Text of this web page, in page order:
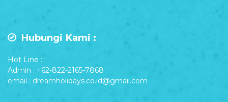
Hubungi Kami :
Hot Line :
Admin : +62-822-2165-7868
email : dreamholidays.co.id@gmail.com